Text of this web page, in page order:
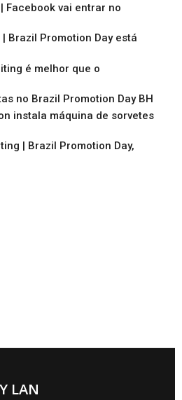
Facebook vai entrar no
Brazil Promotion Day está
é melhor que o
no Brazil Promotion Day BH
instala máquina de sorvetes
| Brazil Promotion Day,
LAN